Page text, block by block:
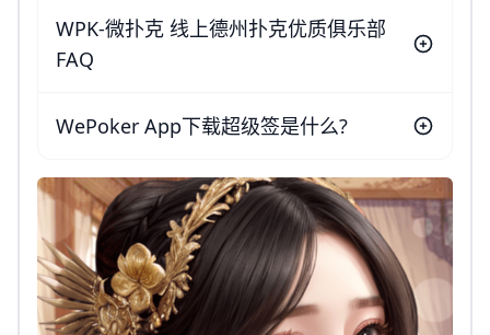
WPK-微扑克 线上德州扑克优质俱乐部
FAQ
WePoker App下载超级签是什么?